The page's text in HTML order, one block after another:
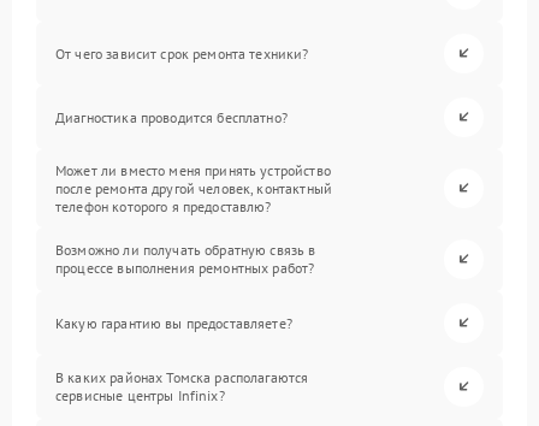
От чего зависит срок ремонта техники?
Диагностика проводится бесплатно?
Может ли вместо меня принять устройство
после ремонта другой человек, контактный
телефон которого я предоставлю?
Возможно ли получать обратную связь в
процессе выполнения ремонтных работ?
Какую гарантию вы предоставляете?
В каких районах Томска располагаются
сервисные центры Infinix?